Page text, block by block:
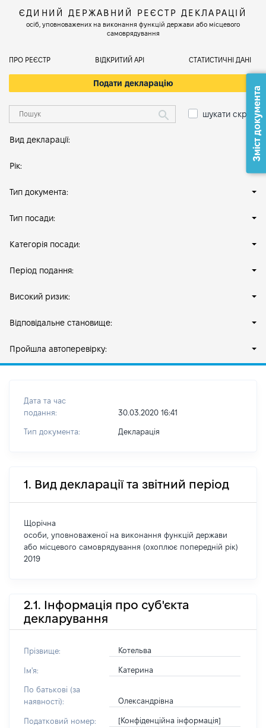
ЄДИНИЙ ДЕРЖАВНИЙ РЕЄСТР ДЕКЛАРАЦІЙ
осіб, уповноважених на виконання функцій держави або місцевого
самоврядування
ПРО РЕЄСТР ВІДКРИТИЙ АРІ СТАТИСТИЧНІ ДАНІ
Подати декларацію
шукати скрізь
Вид декларації:
Рік:
Тип документа:
Тип посади:
Категорія посади:
Період подання:
Високий ризик:
Відповідальне становище:
Пройшла автоперевірку:
Дата та час
подання:
30.03.2020 16:41
Тип документа: Декларація
1. Вид декларації та звітний період
Щорічна
особи, уповноваженої на виконання функцій держави
або місцевого самоврядування (охоплює попередній рік)
2019
2.1. Інформація про суб'єкта
декларування
Прізвище: Котельва
Ім'я: Катерина
По батькові (за
наявності):
Олександрівна
Податковий номер: [Конфіденційна інформація]
Зміст документа